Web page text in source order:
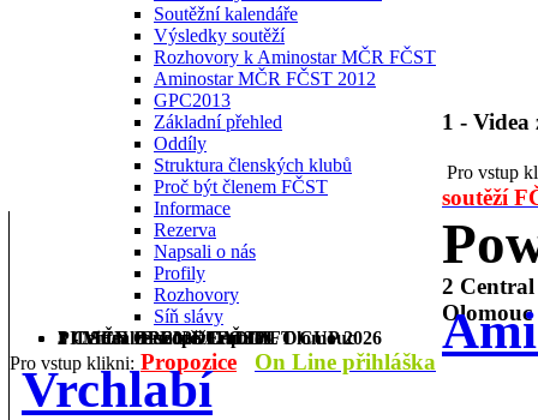
Soutěžní kalendáře
Výsledky soutěží
Rozhovory k Aminostar MČR FČST
Aminostar MČR FČST 2012
GPC2013
Základní přehled
Oddíly
Struktura členských klubů
Proč být členem FČST
Informace
Rezerva
Napsali o nás
Profily
Rozhovory
Síň slávy
1 - Videa ze soutěží FČST
2 Central Europe Cup IPL Olomouc
3 - MČR BP 2026 Trutnov
PILSEN OPEN DEADLIFT CUP 2026
1 - Videa
Pro vstup
soutěží
2
Olomouc
Pro vstup klikni: Propozice On Line přihláška
Vrchlabí